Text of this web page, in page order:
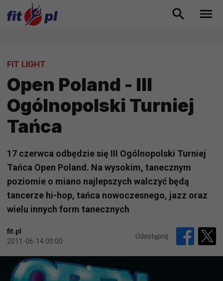
FIT LIGHT
Open Poland - III
Ogólnopolski Turniej
Tańca
17 czerwca odbędzie się III Ogólnopolski Turniej
Tańca Open Poland. Na wysokim, tanecznym
poziomie o miano najlepszych walczyć będą
tancerze hi-hop, tańca nowoczesnego, jazz oraz
wielu innych form tanecznych
fit.pl
2011-06-14 00:00
Udostępnij